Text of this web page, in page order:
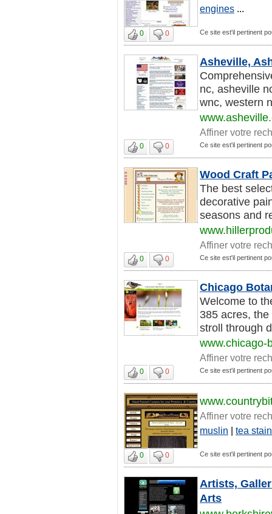
engines ...
0 0 Ce site est'il pertinent
Asheville,
nc, asheville
wnc, western
Affiner votre
0 0 Ce site est'il pertinent
Wood Craft
The best
decorative
seasons and
Affiner votre
0 0 Ce site est'il pertinent
Chicago
Welcome to
385 acres,
stroll through
www.chicago-
Affiner votre
0 0 Ce site est'il pertinent
Affiner votre
muslin | tea
0 0 Ce site est'il pertinent
Artists,
Arts